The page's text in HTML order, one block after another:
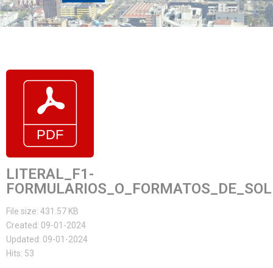
LITERAL_F1-
File size: 431.57 KB
Created: 09-01-2024
Updated: 09-01-2024
Hits: 53